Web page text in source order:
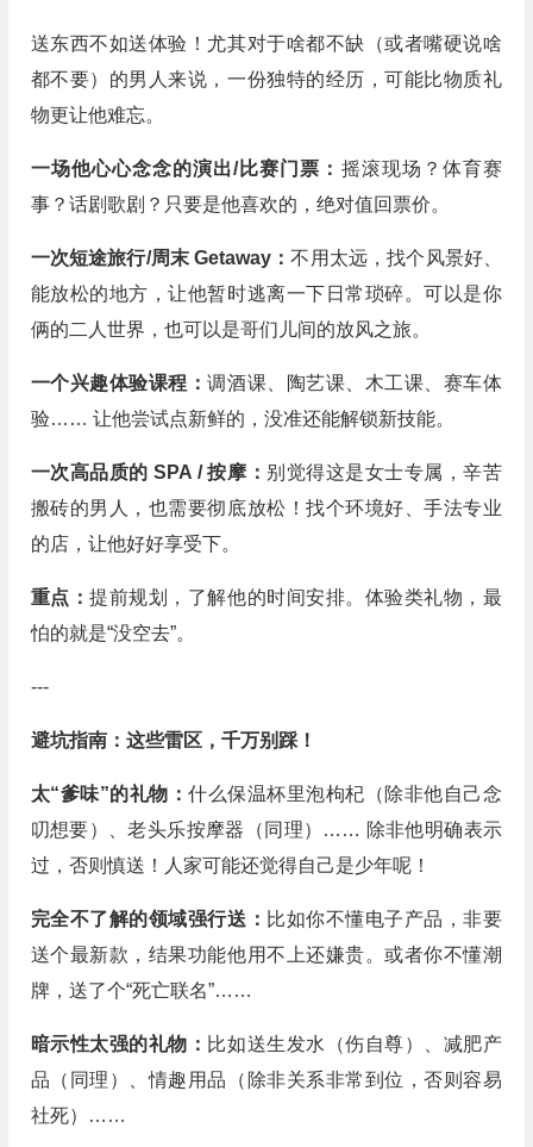
送东西不如送体验！尤其对于啥都不缺（或者嘴硬说啥
都不要）的男人来说，一份独特的经历，可能比物质礼
物更让他难忘。
一场他心心念念的演出/比赛门票： 摇滚现场？体育赛
事？话剧歌剧？只要是他喜欢的，绝对值回票价。
一次短途旅行/周末 Getaway：不用太远，找个风景好、
能放松的地方，让他暂时逃离一下日常琐碎。可以是你
俩的二人世界，也可以是哥们儿间的放风之旅。
一个兴趣体验课程：调酒课、陶艺课、木工课、赛车体
验…… 让他尝试点新鲜的，没准还能解锁新技能。
一次高品质的 SPA / 按摩： 别觉得这是女士专属，辛苦
搬砖的男人，也需要彻底放松！找个环境好、手法专业
的店，让他好好享受下。
重点：提前规划，了解他的时间安排。体验类礼物，最
怕的就是“没空去”。
---
避坑指南：这些雷区，千万别踩！
太“爹味”的礼物：什么保温杯里泡枸杞（除非他自己念
叨想要）、老头乐按摩器（同理）…… 除非他明确表示
过，否则慎送！人家可能还觉得自己是少年呢！
完全不了解的领域强行送： 比如你不懂电子产品，非要
送个最新款，结果功能他用不上还嫌贵。或者你不懂潮
牌，送了个“死亡联名”……
暗示性太强的礼物： 比如送生发水（伤自尊）、减肥产
品（同理）、情趣用品（除非关系非常到位，否则容易
社死）……